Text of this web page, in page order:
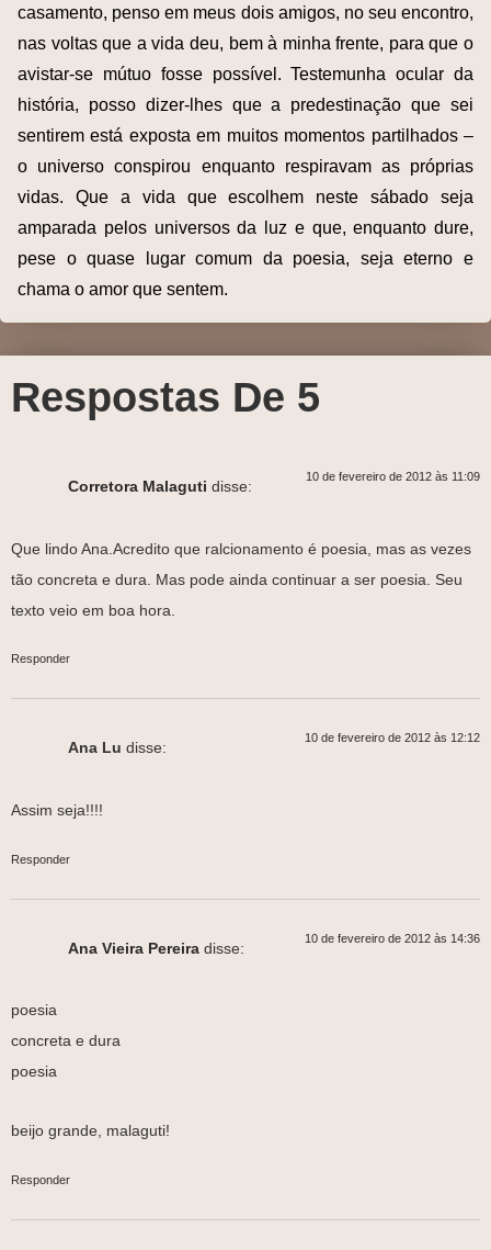
casamento, penso em meus dois amigos, no seu encontro,
nas voltas que a vida deu, bem à minha frente, para que o
avistar-se mútuo fosse possível. Testemunha ocular da
história, posso dizer-lhes que a predestinação que sei
sentirem está exposta em muitos momentos partilhados –
o universo conspirou enquanto respiravam as próprias
vidas. Que a vida que escolhem neste sábado seja
amparada pelos universos da luz e que, enquanto dure,
pese o quase lugar comum da poesia, seja eterno e
chama o amor que sentem.
Respostas De 5
Corretora Malaguti disse:
10 de fevereiro de 2012 às 11:09
Que lindo Ana.Acredito que ralcionamento é poesia, mas as vezes
tão concreta e dura. Mas pode ainda continuar a ser poesia. Seu
texto veio em boa hora.
Responder
Ana Lu disse:
10 de fevereiro de 2012 às 12:12
Assim seja!!!!
Responder
Ana Vieira Pereira disse:
10 de fevereiro de 2012 às 14:36
poesia
concreta e dura
poesia
beijo grande, malaguti!
Responder